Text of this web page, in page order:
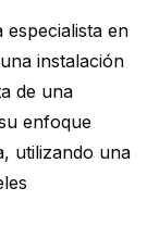
en
instalación
de una
enfoque
utilizando una